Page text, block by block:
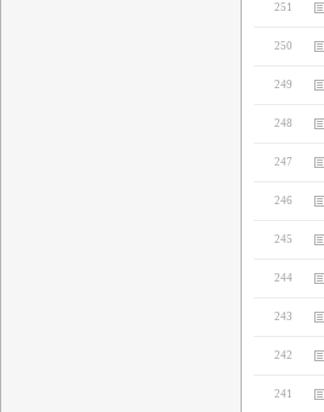
251
250
249
248
247
246
245
244
243
242
241